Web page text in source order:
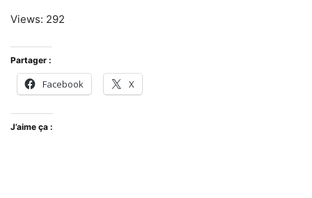
Views: 292
Partager :
Facebook X
J’aime ça :